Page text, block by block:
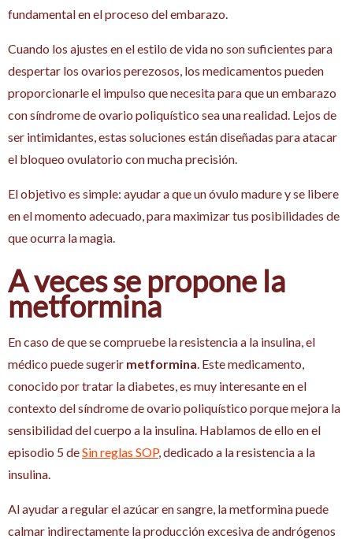
fundamental en el proceso del embarazo.
Cuando los ajustes en el estilo de vida no son suficientes para
despertar los ovarios perezosos, los medicamentos pueden
proporcionarle el impulso que necesita para que un embarazo
con síndrome de ovario poliquístico sea una realidad. Lejos de
ser intimidantes, estas soluciones están diseñadas para atacar
el bloqueo ovulatorio con mucha precisión.
El objetivo es simple: ayudar a que un óvulo madure y se libere
en el momento adecuado, para maximizar tus posibilidades de
que ocurra la magia.
A veces se propone la
metformina
En caso de que se compruebe la resistencia a la insulina, el
médico puede sugerir metformina . Este medicamento,
conocido por tratar la diabetes, es muy interesante en el
contexto del síndrome de ovario poliquístico porque mejora la
sensibilidad del cuerpo a la insulina. Hablamos de ello en el
episodio 5 deSin reglas SOP, dedicado a la resistencia a la
insulina.
Al ayudar a regular el azúcar en sangre, la metformina puede
calmar indirectamente la producción excesiva de andrógenos